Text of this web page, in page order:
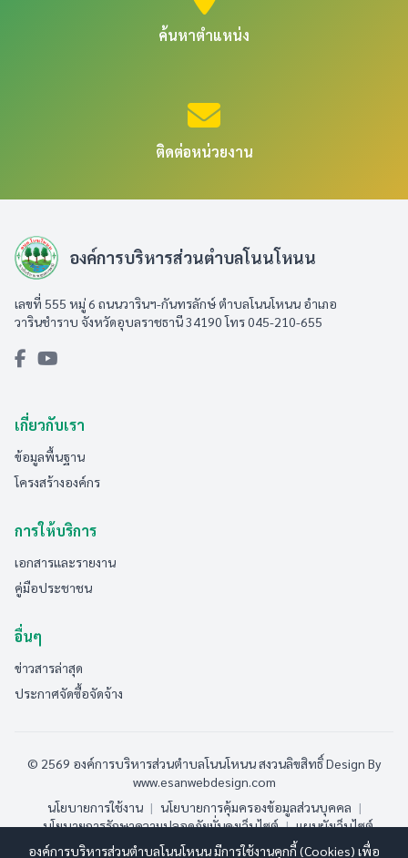
ค้นหาตำแหน่ง
ติดต่อหน่วยงาน
องค์การบริหารส่วนตำบลโนนโหนน
เลขที่ 555 หมู่ 6 ถนนวารินฯ-กันทรลักษ์ ตำบลโนนโหนน อำเภอ
วารินชำราบ จังหวัดอุบลราชธานี 34190 โทร 045-210-655
เกี่ยวกับเรา
ข้อมูลพื้นฐาน
โครงสร้างองค์กร
การให้บริการ
เอกสารและรายงาน
คู่มือประชาชน
อื่นๆ
ข่าวสารล่าสุด
ประกาศจัดซื้อจัดจ้าง
© 2569 องค์การบริหารส่วนตำบลโนนโหนน สงวนลิขสิทธิ์Design By
www.esanwebdesign.com
นโยบายการใช้งาน | นโยบายการคุ้มครองข้อมูลส่วนบุคคล |
นโยบายการรักษาความปลอดภัยมั่นคงเว็บไซต์ | แผนผังเว็บไซต์
องค์การบริหารส่วนตำบลโนนโหนน มีการใช้งานคุกกี้ (Cookies) เพื่อ